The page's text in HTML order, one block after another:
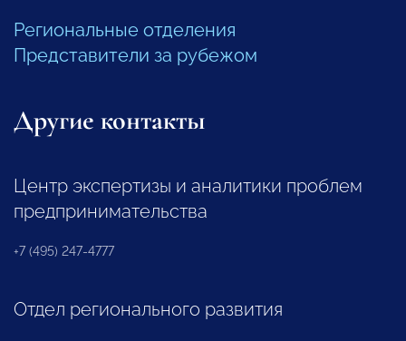
Региональные отделения
Представители за рубежом
Другие контакты
Центр экспертизы и аналитики проблем
предпринимательства
+7 (495) 247-4777
Отдел регионального развития